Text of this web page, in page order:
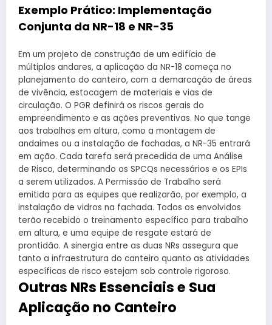
Exemplo Prático: Implementação
Conjunta da NR-18 e NR-35
Em um projeto de construção de um edifício de
múltiplos andares, a aplicação da NR-18 começa no
planejamento do canteiro, com a demarcação de áreas
de vivência, estocagem de materiais e vias de
circulação. O PGR definirá os riscos gerais do
empreendimento e as ações preventivas. No que tange
aos trabalhos em altura, como a montagem de
andaimes ou a instalação de fachadas, a NR-35 entrará
em ação. Cada tarefa será precedida de uma Análise
de Risco, determinando os SPCQs necessários e os EPIs
a serem utilizados. A Permissão de Trabalho será
emitida para as equipes que realizarão, por exemplo, a
instalação de vidros na fachada. Todos os envolvidos
terão recebido o treinamento específico para trabalho
em altura, e uma equipe de resgate estará de
prontidão. A sinergia entre as duas NRs assegura que
tanto a infraestrutura do canteiro quanto as atividades
específicas de risco estejam sob controle rigoroso.
Outras NRs Essenciais e Sua
Aplicação no Canteiro